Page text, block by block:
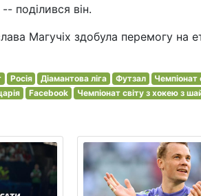
поділився він.
Магучіх здобула перемогу на
Росія Діамантова ліга Футзал Чемпіонат
Facebook Чемпіонат світу з хокею з